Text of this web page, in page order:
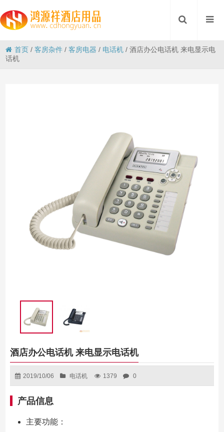
首页 /客房杂件 /客房电器 / 电话机 /酒店办公电话机 来电显示电
话机
酒店办公电话机 来电显示电话机
2019/10/06 电话机 1379 0
产品信息
主要功能：